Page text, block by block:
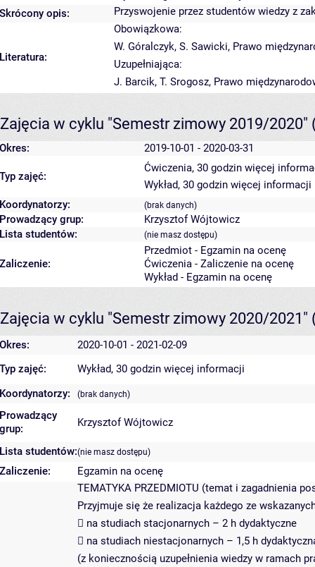
Skrócony opis:
Przyswojenie przez studentów wiedzy z
Literatura:
Obowiązkowa:
W. Góralczyk, S. Sawicki, Prawo
Uzupełniająca:
J. Barcik, T. Srogosz, Prawo
Zajęcia w cyklu "Semestr zimowy 2019/2020"
Okres: 2019-10-01 - 2020-03-31
Typ zajęć:
Ćwiczenia, 30 godzin więcej
Wykład, 30 godzin więcej informacji
Koordynatorzy:
(brak danych)
Prowadzący grup:
Krzysztof Wójtowicz
Lista studentów:
(nie masz dostępu)
Zaliczenie:
Przedmiot - Egzamin na ocenę
Ćwiczenia - Zaliczenie na ocenę
Wykład - Egzamin na ocenę
Zajęcia w cyklu "Semestr zimowy 2020/2021"
Okres:
2020-10-01 - 2021-02-09
Typ zajęć:
Wykład, 30 godzin więcej informacji
Koordynatorzy:
(brak danych)
Prowadzący
grup:
Krzysztof Wójtowicz
Lista studentów:(nie masz dostępu)
Zaliczenie: Egzamin na ocenę
TEMATYKA PRZEDMIOTU (temat i zagadnienia
Przyjmuje się że realizacja każdego ze
 na studiach stacjonarnych – 2 h dydaktyczne
 na studiach niestacjonarnych – 1,5 h
(z koniecznością uzupełnienia wiedzy w ramach